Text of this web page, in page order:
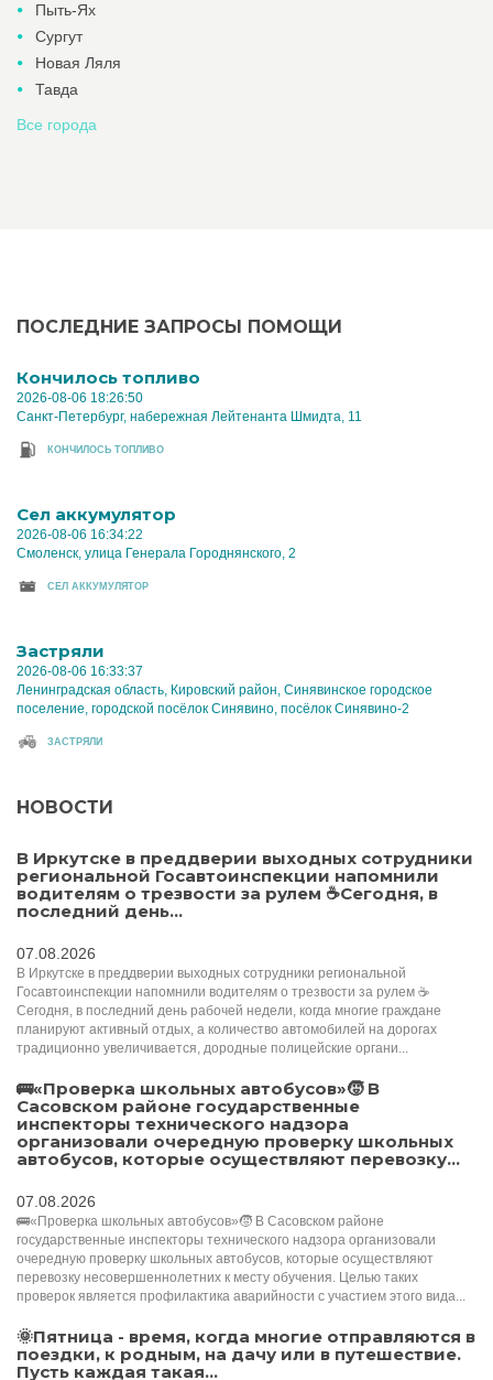
Пыть-Ях
Сургут
Новая Ляля
Тавда
Все города
ПОСЛЕДНИЕ ЗАПРОСЫ ПОМОЩИ
Кончилось топливо
2026-08-06 18:26:50
Санкт-Петербург, набережная Лейтенанта Шмидта, 11
КОНЧИЛОСЬ ТОПЛИВО
Cел аккумулятор
2026-08-06 16:34:22
Смоленск, улица Генерала Городнянского, 2
CЕЛ АККУМУЛЯТОР
Застряли
2026-08-06 16:33:37
Ленинградская область, Кировский район, Синявинское городское
поселение, городской посёлок Синявино, посёлок Синявино-2
ЗАСТРЯЛИ
НОВОСТИ
В Иркутске в преддверии выходных сотрудники
региональной Госавтоинспекции напомнили
водителям о трезвости за рулем ☕️Сегодня, в
последний день...
07.08.2026
В Иркутске в преддверии выходных сотрудники региональной
Госавтоинспекции напомнили водителям о трезвости за рулем ☕️
Сегодня, в последний день рабочей недели, когда многие граждане
планируют активный отдых, а количество автомобилей на дорогах
традиционно увеличивается, дородные полицейские органи...
🚌«Проверка школьных автобусов»🧒 В
Сасовском районе государственные
инспекторы технического надзора
организовали очередную проверку школьных
автобусов, которые осуществляют перевозку...
07.08.2026
🚌«Проверка школьных автобусов»🧒 В Сасовском районе
государственные инспекторы технического надзора организовали
очередную проверку школьных автобусов, которые осуществляют
перевозку несовершеннолетних к месту обучения. Целью таких
проверок является профилактика аварийности с участием этого вида...
🌞Пятница - время, когда многие отправляются в
поездки, к родным, на дачу или в путешествие.
Пусть каждая такая...